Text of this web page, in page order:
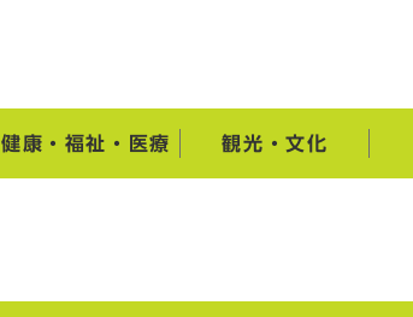
健康・福祉・医療 観光・文化